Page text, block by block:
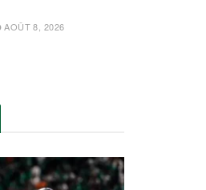
AOÛT 8, 2026